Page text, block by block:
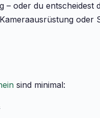
– oder du
oder
sind minimal: